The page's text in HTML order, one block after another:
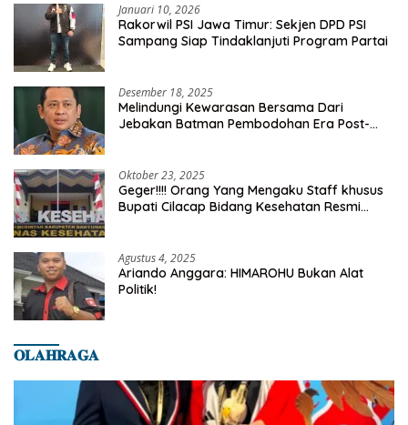
Januari 10, 2026
Rakorwil PSI Jawa Timur: Sekjen DPD PSI
Sampang Siap Tindaklanjuti Program Partai
Desember 18, 2025
Melindungi Kewarasan Bersama Dari
Jebakan Batman Pembodohan Era Post-
Oktober 23, 2025
Geger!!!! Orang Yang Mengaku Staff khusus
Bupati Cilacap Bidang Kesehatan Resmi
Agustus 4, 2025
Ariando Anggara: HIMAROHU Bukan Alat
Politik!
𝐎𝐋𝐀𝐇𝐑𝐀𝐆𝐀